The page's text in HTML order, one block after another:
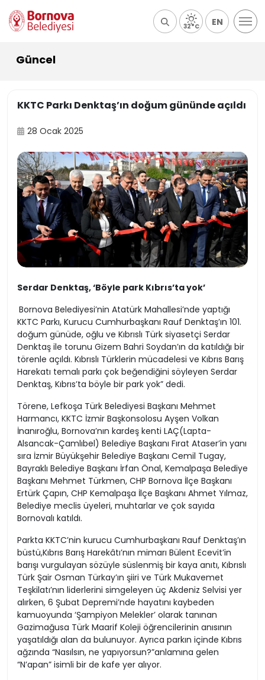
32°C EN
Güncel
KKTC Parkı Denktaş’ın doğum gününde açıldı
28 Ocak 2025
Serdar Denktaş, ‘Böyle park Kıbrıs’ta yok’
Bornova Belediyesi’nin Atatürk Mahallesi’nde yaptığı
KKTC Parkı, Kurucu Cumhurbaşkanı Rauf Denktaş’ın 101.
doğum günüde, oğlu ve Kıbrıslı Türk siyasetçi Serdar
Denktaş ile torunu Gizem Bahri Soydan’ın da katıldığı bir
törenle açıldı. Kıbrıslı Türklerin mücadelesi ve Kıbrıs Barış
Harekatı temalı parkı çok beğendiğini söyleyen Serdar
Denktaş, Kıbrıs’ta böyle bir park yok” dedi.
Törene, Lefkoşa Türk Belediyesi Başkanı Mehmet
Harmancı, KKTC İzmir Başkonsolosu Ayşen Volkan
İnanıroğlu, Bornova’nın kardeş kenti LAÇ(Lapta-
Alsancak-Çamlıbel) Belediye Başkanı Fırat Ataser’in yanı
sıra İzmir Büyükşehir Belediye Başkanı Cemil Tugay,
Bayraklı Belediye Başkanı İrfan Önal, Kemalpaşa Belediye
Başkanı Mehmet Türkmen, CHP Bornova İlçe Başkanı
Ertürk Çapın, CHP Kemalpaşa İlçe Başkanı Ahmet Yılmaz,
Belediye meclis üyeleri, muhtarlar ve çok sayıda
Bornovalı katıldı.
Parkta KKTC’nin kurucu Cumhurbaşkanı Rauf Denktaş’ın
büstü,Kıbrıs Barış Harekâtı’nın mimarı Bülent Ecevit’in
barışı vurgulayan sözüyle süslenmiş bir kaya anıtı, Kıbrıslı
Türk Şair Osman Türkay’ın şiiri ve Türk Mukavemet
Teşkilatı’nın liderlerini simgeleyen üç Akdeniz Selvisi yer
alırken, 6 Şubat Depremi’nde hayatını kaybeden
kamuoyunda ‘Şampiyon Melekler’ olarak tanınan
Gazimağusa Türk Maarif Koleji öğrencilerinin anısının
yaşatıldığı alan da bulunuyor. Ayrıca parkın içinde Kıbrıs
ağzında “Nasılsın, ne yapıyorsun?”anlamına gelen
“N’apan” isimli bir de kafe yer alıyor.